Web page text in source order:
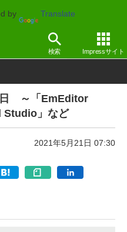
by Translate
検索 Impressサイト
アップデート
～「EmEditor
Studio」など
2021年5月21日 07:30